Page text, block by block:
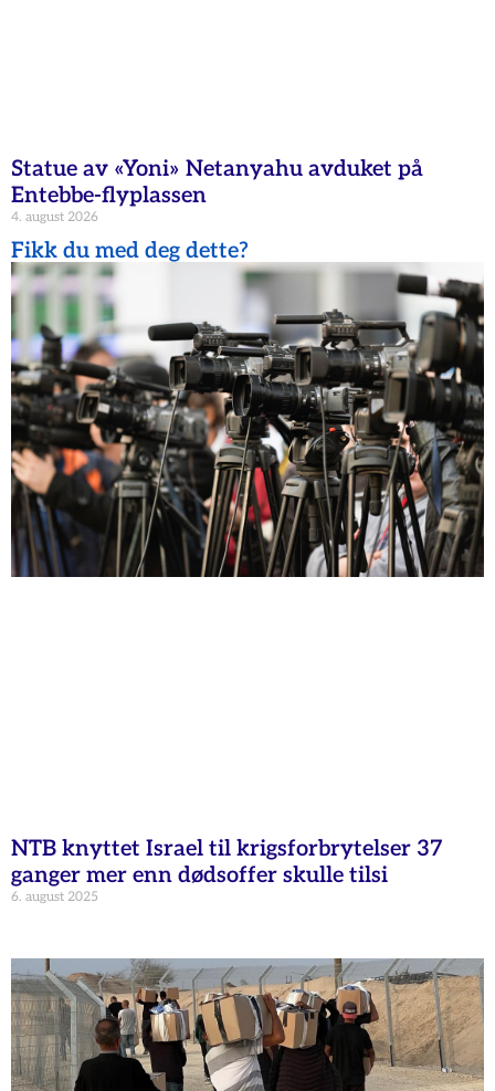
Statue av «Yoni» Netanyahu avduket på
Entebbe-flyplassen
4. august 2026
Fikk du med deg dette?
NTB knyttet Israel til krigsforbrytelser 37
ganger mer enn dødsoffer skulle tilsi
6. august 2025